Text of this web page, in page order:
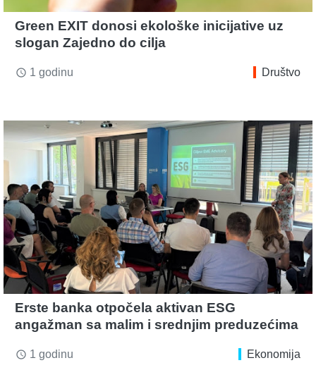
Green EXIT donosi ekološke inicijative uz
slogan Zajedno do cilja
access_time 1 godinu Društvo
Erste banka otpočela aktivan ESG
angažman sa malim i srednjim preduzećima
access_time 1 godinu Ekonomija